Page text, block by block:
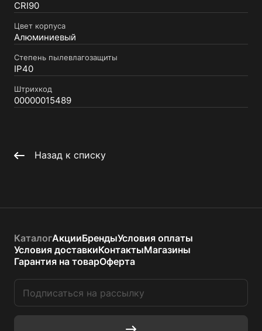
CRI90
Цвет корпуса
Алюминиевый
Степень пылевлагозащиты
IP40
Штрихкод
00000015489
Назад к списку
КаталогАкцииБрендыУсловия оплаты
Условия доставкиКонтактыМагазины
Гарантия на товарОферта